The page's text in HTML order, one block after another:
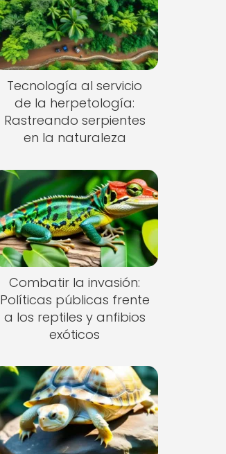
Tecnología al servicio
de la herpetología:
Rastreando serpientes
en la naturaleza
Combatir la invasión:
Políticas públicas frente
a los reptiles y anfibios
exóticos